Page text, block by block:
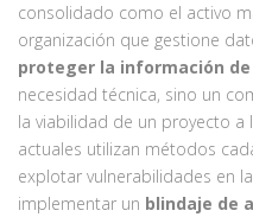
consolidado como el activo
organización que gestione
proteger la información
necesidad técnica, sino un
la viabilidad de un proyecto a
actuales utilizan métodos
explotar vulnerabilidades en
implementar un blindaje de